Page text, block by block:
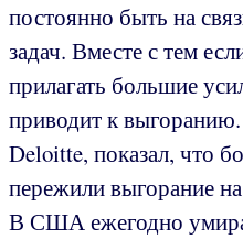
постоянно быть на
задач. Вместе с тем
прилагать большие
приводит к
Deloitte, показал, что
пережили выгорание
В США ежегодно